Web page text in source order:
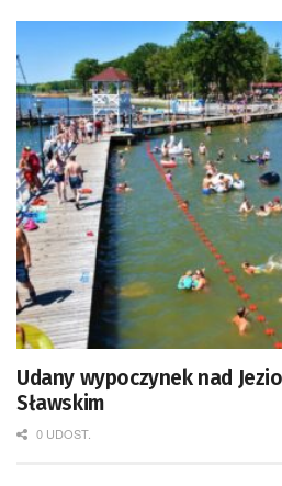
Udany wypoczynek nad
Sławskim
0 UDOST.